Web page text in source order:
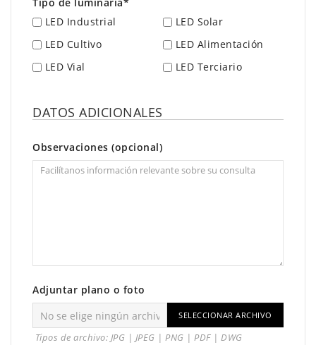
Tipo de luminaria*
LED Industrial
LED Solar
LED Cultivo
LED Alimentación
LED Vial
LED Terciario
DATOS ADICIONALES
Observaciones (opcional)
Adjuntar plano o foto
SELECCIONAR ARCHIVO
Tipos de archivo: JPG | JPEG | PNG | PDF | DWG